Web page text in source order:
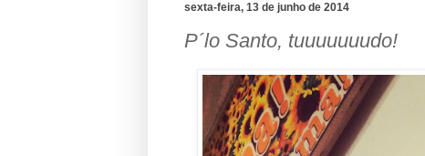
sexta-feira, 13 de junho de 2014
P´lo Santo, tuuuuuuudo!